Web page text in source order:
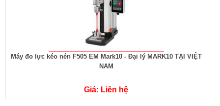
Máy đo lực kéo nén F505 EM Mark10 - Đại lý MARK10 TẠI VIỆT
NAM
Giá: Liên hệ